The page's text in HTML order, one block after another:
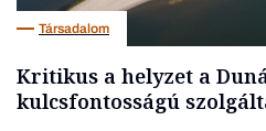
Társadalom
Kritikus a helyzet a
kulcsfontosságú